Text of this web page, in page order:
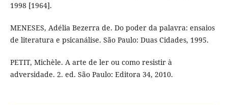
1998 [1964].
MENESES, Adélia Bezerra de. Do poder da palavra: ensaios
de literatura e psicanálise. São Paulo: Duas Cidades, 1995.
PETIT, Michèle. A arte de ler ou como resistir à
adversidade. 2. ed. São Paulo: Editora 34, 2010.